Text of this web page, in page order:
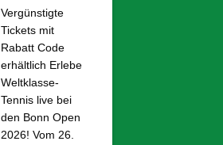
Vergünstigte
Tickets mit
Rabatt Code
erhältlich Erlebe
Weltklasse-
Tennis live bei
den Bonn Open
2026! Vom 26.